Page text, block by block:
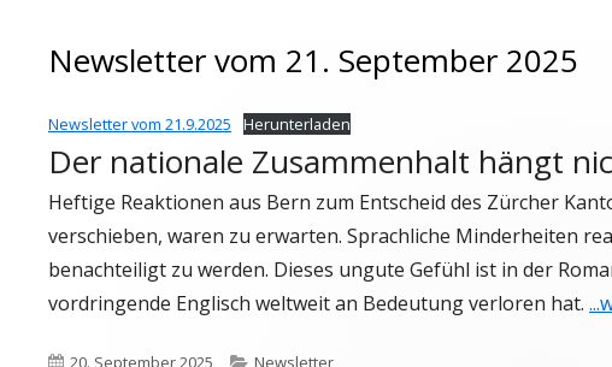
Newsletter vom 21. September 2025
Newsletter vom 21.9.2025 Herunterladen
Der nationale Zusammenhalt hängt
Heftige Reaktionen aus Bern zum Entscheid des Zürcher
verschieben, waren zu erwarten. Sprachliche Minderheiten
benachteiligt zu werden. Dieses ungute Gefühl ist in der
vordringende Englisch weltweit an Bedeutung verloren hat.
Veröffentlicht
20. September 2025 Kategorien
Newsletter